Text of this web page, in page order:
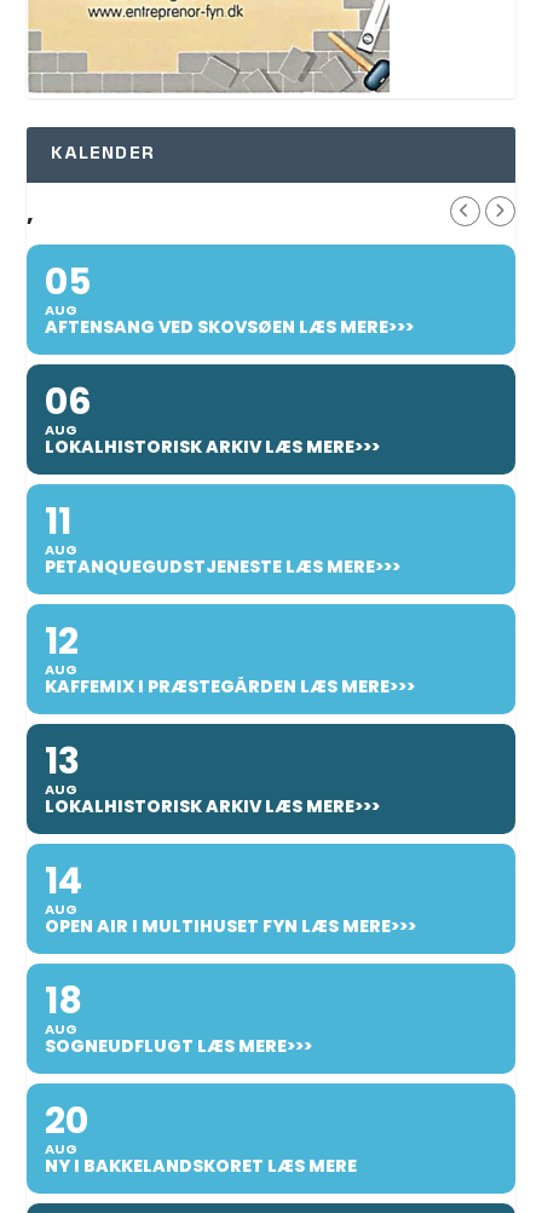
KALENDER
,
05
AUG
AFTENSANG VED SKOVSØEN LÆS MERE>>>
06
AUG
LOKALHISTORISK ARKIV LÆS MERE>>>
11
AUG
PETANQUEGUDSTJENESTE LÆS MERE>>>
12
AUG
KAFFEMIX I PRÆSTEGÅRDEN LÆS MERE>>>
13
AUG
LOKALHISTORISK ARKIV LÆS MERE>>>
14
AUG
OPEN AIR I MULTIHUSET FYN LÆS MERE>>>
18
AUG
SOGNEUDFLUGT LÆS MERE>>>
20
AUG
NY I BAKKELANDSKORET LÆS MERE